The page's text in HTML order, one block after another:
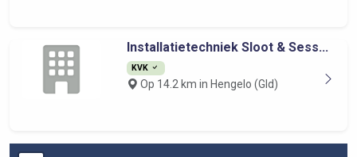
Installatietechniek Sloot & Sess...
KVK
Op 14.2 km in Hengelo (Gld)